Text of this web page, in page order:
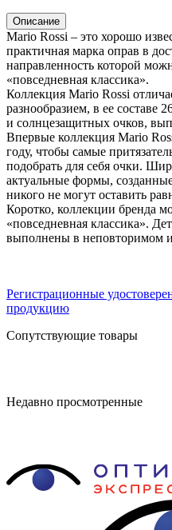
Описание
Mario Rossi – это хорошо
практичная марка оправ в
направленность которой
«повседневная классика».
Коллекция Mario Rossi
разнообразием, в ее составе
и солнцезащитных очков,
Впервые коллекция Mario
году, чтобы самые
подобрать для себя очки.
актуальные формы,
никого не могут оставить
Коротко, коллекции бренда
«повседневная классика».
выполнены в неповторимом
Регистрационные
продукцию
Сопутствующие товары
Недавно просмотренные